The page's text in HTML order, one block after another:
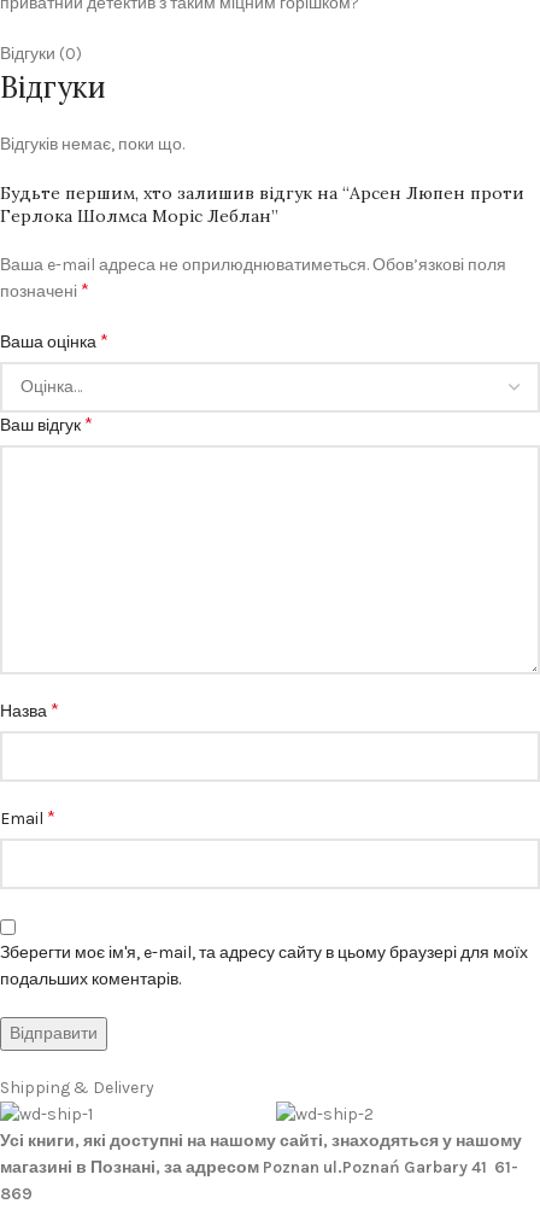
Відгуки (0)
Відгуки
Відгуків немає, поки що.
Будьте першим, хто залишив відгук на “Арсен Люпен проти
Герлока Шолмса Моріс Леблан”
Ваша e-mail адреса не оприлюднюватиметься.Обов’язкові поля
позначені *
Ваша оцінка *
Ваш відгук *
Назва *
Email *
Зберегти моє ім'я, e-mail, та адресу сайту в цьому браузері для моїх
подальших коментарів.
Shipping & Delivery
Усі книги, які доступні на нашому сайті, знаходяться у нашому
магазині в Познані, за адресом Poznan ul.Poznań Garbary 41 61-
869